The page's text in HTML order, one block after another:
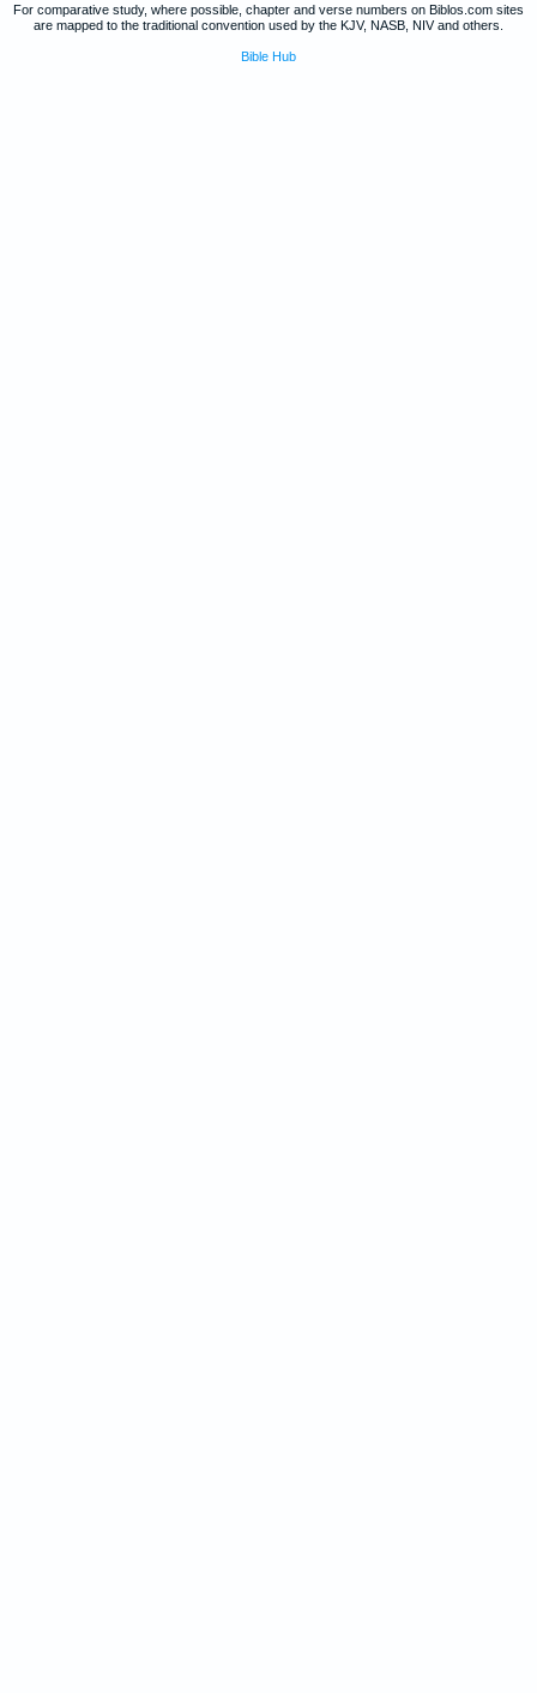
For comparative study, where possible, chapter and verse numbers on Biblos.com sites
are mapped to the traditional convention used by the KJV, NASB, NIV and others.
Bible Hub